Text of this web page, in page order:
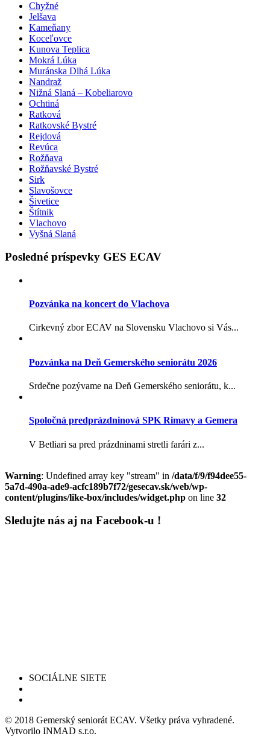
Chyžné
Jelšava
Kameňany
Koceľovce
Kunova Teplica
Mokrá Lúka
Muránska Dlhá Lúka
Nandraž
Nižná Slaná – Kobeliarovo
Ochtiná
Ratková
Ratkovské Bystré
Rejdová
Revúca
Rožňava
Rožňavské Bystré
Sirk
Slavošovce
Šivetice
Štítnik
Vlachovo
Vyšná Slaná
Posledné príspevky GES ECAV
Pozvánka na koncert do Vlachova
Cirkevný zbor ECAV na Slovensku Vlachovo si Vás...
Pozvánka na Deň Gemerského seniorátu 2026
Srdečne pozývame na Deň Gemerského seniorátu, k...
Spoločná predprázdninová SPK Rimavy a Gemera
V Betliari sa pred prázdninami stretli farári z...
Warning: Undefined array key "stream" in /data/f/9/f94dee55-
5a7d-490a-ade9-acfc189b7f72/gesecav.sk/web/wp-
content/plugins/like-box/includes/widget.php on line 32
Sledujte nás aj na Facebook-u !
SOCIÁLNE SIETE
© 2018 Gemerský seniorát ECAV. Všetky práva vyhradené.
Vytvorilo INMAD s.r.o.